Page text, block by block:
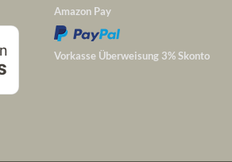
Amazon Pay
Vorkasse Überweisung 3% Skonto